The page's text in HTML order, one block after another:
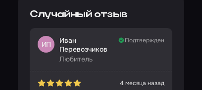
Случайный отзыв
ИП
Иван
Перевозчиков
Любитель
Подтвержден
4 месяца назад